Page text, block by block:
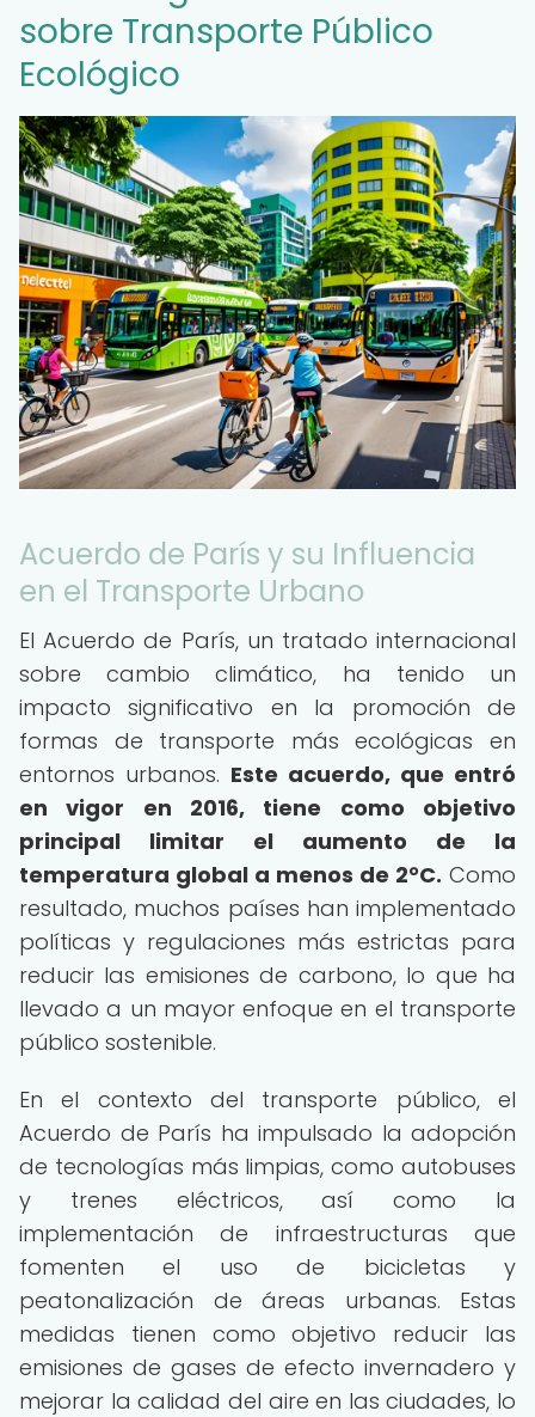
sobre Transporte Público
Ecológico
Acuerdo de París y su Influencia
en el Transporte Urbano
El Acuerdo de París, un tratado internacional
sobre cambio climático, ha tenido un
impacto significativo en la promoción de
formas de transporte más ecológicas en
entornos urbanos. Este acuerdo, que entró
en vigor en 2016, tiene como objetivo
principal limitar el aumento de la
temperatura global a menos de 2°C. Como
resultado, muchos países han implementado
políticas y regulaciones más estrictas para
reducir las emisiones de carbono, lo que ha
llevado a un mayor enfoque en el transporte
público sostenible.
En el contexto del transporte público, el
Acuerdo de París ha impulsado la adopción
de tecnologías más limpias, como autobuses
y trenes eléctricos, así como la
implementación de infraestructuras que
fomenten el uso de bicicletas y
peatonalización de áreas urbanas. Estas
medidas tienen como objetivo reducir las
emisiones de gases de efecto invernadero y
mejorar la calidad del aire en las ciudades, lo